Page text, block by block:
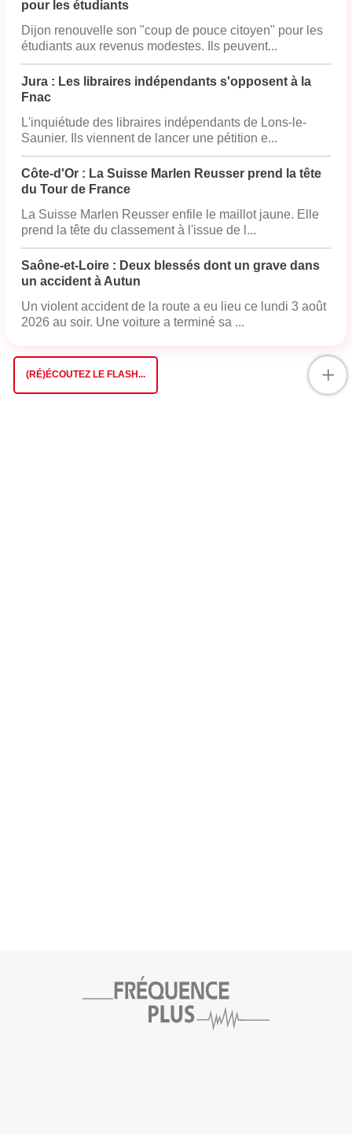
pour les étudiants
Dijon renouvelle son "coup de pouce citoyen" pour les
étudiants aux revenus modestes. Ils peuvent...
Jura : Les libraires indépendants s'opposent à la
Fnac
L'inquiétude des libraires indépendants de Lons-le-
Saunier. Ils viennent de lancer une pétition e...
Côte-d'Or : La Suisse Marlen Reusser prend la tête
du Tour de France
La Suisse Marlen Reusser enfile le maillot jaune. Elle
prend la tête du classement à l'issue de l...
Saône-et-Loire : Deux blessés dont un grave dans
un accident à Autun
Un violent accident de la route a eu lieu ce lundi 3 août
2026 au soir. Une voiture a terminé sa ...
(RÉ)ÉCOUTEZ LE FLASH... +